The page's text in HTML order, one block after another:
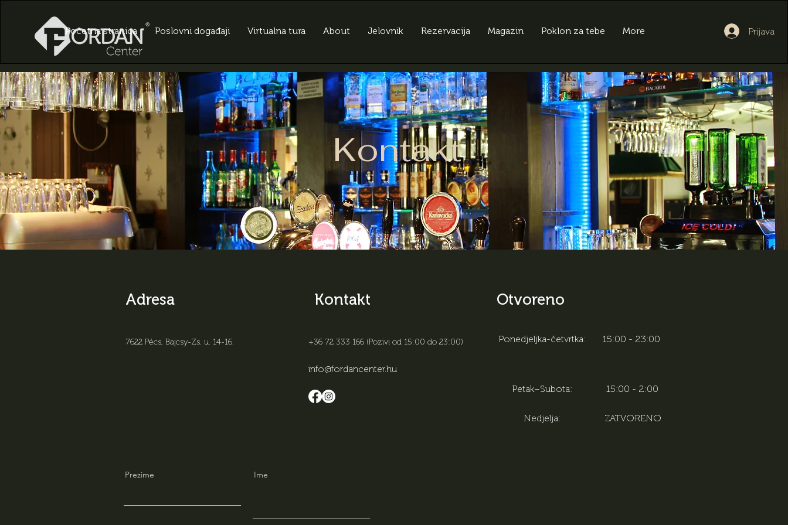
Početna stranica Poslovni događaji Virtualna tura About Jelovnik Rezervacija Magazin Poklon za tebe More Prijava
Kontakt
Adresa Kontakt Otvoreno
7622 Pécs, Bajcsy-Zs. u. 14-16. +36 72 333 166 (Pozivi od 15:00 do 23:00) Ponedjeljka-četvrtka: 15:00 - 23:00
info@fordancenter.hu
Petak–Subota:
Nedjelja:
15:00 - 2:00
ZATVORENO
Prezime Ime